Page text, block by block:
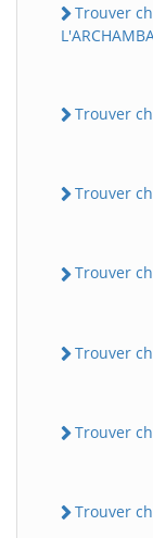
Trouver
Trouver
Trouver
Trouver
Trouver
Trouver
Trouver